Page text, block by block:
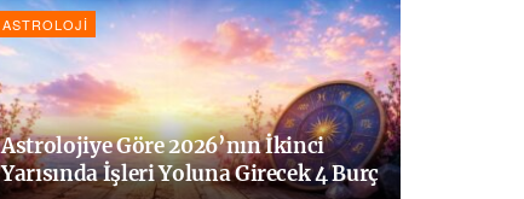
ASTROLOJI
Astrolojiye Göre 2026’nın İkinci
Yarısında İşleri Yoluna Girecek 4 Burç